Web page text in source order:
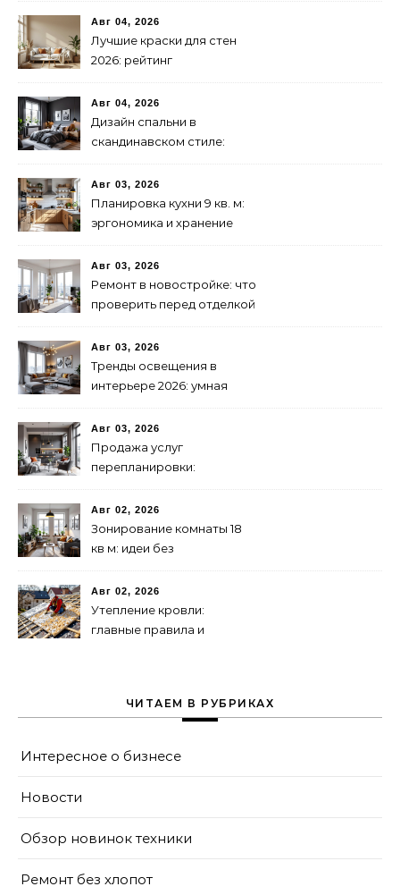
Авг 04, 2026
Лучшие краски для стен
2026: рейтинг
стойкости
Авг 04, 2026
Дизайн спальни в
скандинавском стиле:
Авг 03, 2026
Планировка кухни 9 кв. м:
эргономика и хранение
Авг 03, 2026
Ремонт в новостройке: что
проверить перед отделкой
Авг 03, 2026
Тренды освещения в
интерьере 2026: умная
лампы
Авг 03, 2026
Продажа услуг
перепланировки:
руководство
Авг 02, 2026
Зонирование комнаты 18
кв м: идеи без
Авг 02, 2026
Утепление кровли:
главные правила и
ЧИТАЕМ В РУБРИКАХ
Интересное о бизнесе
Новости
Обзор новинок техники
Ремонт без хлопот